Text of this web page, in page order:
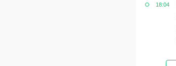
18:04